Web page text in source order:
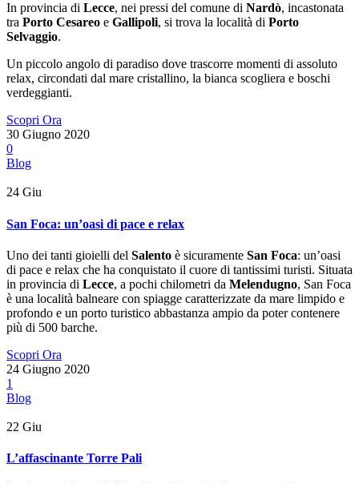
In provincia di Lecce, nei pressi del comune di Nardò, incastonata
tra Porto Cesareo e Gallipoli, si trova la località di Porto
Selvaggio.
Un piccolo angolo di paradiso dove trascorre momenti di assoluto
relax, circondati dal mare cristallino, la bianca scogliera e boschi
verdeggianti.
Scopri Ora
30 Giugno 2020
0
Blog
24 Giu
San Foca: un’oasi di pace e relax
Uno dei tanti gioielli del Salento è sicuramente San Foca: un’oasi
di pace e relax che ha conquistato il cuore di tantissimi turisti. Situata
in provincia di Lecce, a pochi chilometri da Melendugno, San Foca
è una località balneare con spiagge caratterizzate da mare limpido e
profondo e un porto turistico abbastanza ampio da poter contenere
più di 500 barche.
Scopri Ora
24 Giugno 2020
1
Blog
22 Giu
L’affascinante Torre Pali